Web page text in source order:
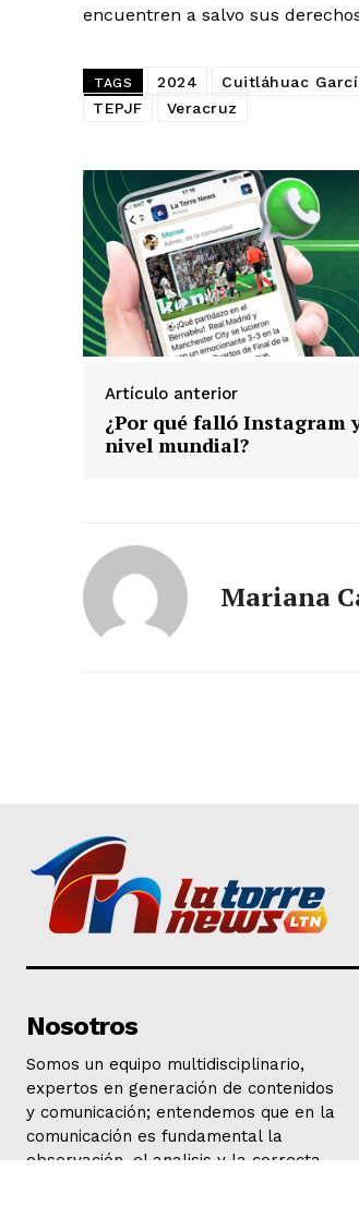
encuentren a salvo sus
TAGS 2024 Cuitláhuac
TEPJF
Veracruz
Artículo anterior
¿Por qué falló Instagram
nivel mundial?
Mariana
Nosotros
Somos un equipo multidisciplinario,
expertos en generación de contenidos
y comunicación; entendemos que en la
comunicación es fundamental la
observación, el analisis y la correcta